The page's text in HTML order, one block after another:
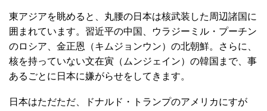
東アジアを眺めると、丸腰の日本は核武装した周辺諸国に
囲まれています。習近平の中国、ウラジーミル・プーチン
のロシア、金正恩（キムジョンウン）の北朝鮮。さらに、
核を持っていない文在寅（ムンジェイン）の韓国まで、事
あるごとに日本に嫌がらせをしてきます。
日本はただただ、ドナルド・トランプのアメリカにすが